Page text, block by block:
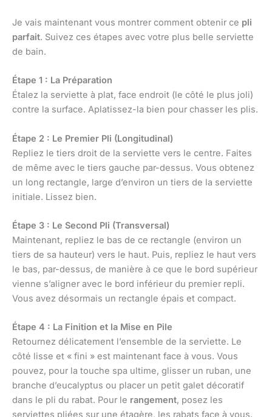
Je vais maintenant vous montrer comment obtenir ce pli
parfait. Suivez ces étapes avec votre plus belle serviette
de bain.
Étape 1 : La Préparation
Étalez la serviette à plat, face endroit (le côté le plus joli)
contre la surface. Aplatissez-la bien pour chasser les plis.
Étape 2 : Le Premier Pli (Longitudinal)
Repliez le tiers droit de la serviette vers le centre. Faites
de même avec le tiers gauche par-dessus. Vous obtenez
un long rectangle, large d’environ un tiers de la serviette
initiale. Lissez bien.
Étape 3 : Le Second Pli (Transversal)
Maintenant, repliez le bas de ce rectangle (environ un
tiers de sa hauteur) vers le haut. Puis, repliez le haut vers
le bas, par-dessus, de manière à ce que le bord supérieur
vienne s’aligner avec le bord inférieur du premier repli.
Vous avez désormais un rectangle épais et compact.
Étape 4 : La Finition et la Mise en Pile
Retournez délicatement l’ensemble de la serviette. Le
côté lisse et « fini » est maintenant face à vous. Vous
pouvez, pour la touche spa ultime, glisser un ruban, une
branche d’eucalyptus ou placer un petit galet décoratif
dans le pli du rabat. Pour le rangement, posez les
serviettes pliées sur une étagère, les rabats face à vous.